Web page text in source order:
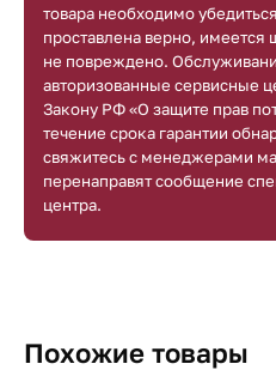
товара необходимо
проставлена верно, имеется
не повреждено.
авторизованные сервисные
Закону РФ «О защите прав
течение срока гарантии
свяжитесь с менеджерами
перенаправят сообщение
центра.
Похожие товары